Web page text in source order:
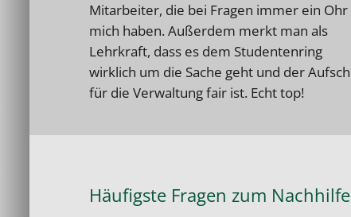
Mitarbeiter, die bei Fragen immer ein
mich haben. Außerdem merkt man als
Lehrkraft, dass es dem Studentenring
wirklich um die Sache geht und der
für die Verwaltung fair ist. Echt top!
Häufigste Fragen zum